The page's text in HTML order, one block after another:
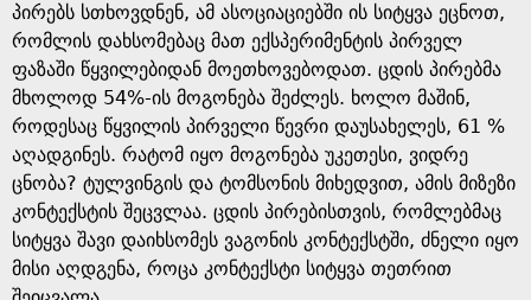
პირებს სთხოვდნენ, ამ ასოციაციებში ის სიტყვა ეცნოთ,
რომლის დახსომებაც მათ ექსპერიმენტის პირველ
ფაზაში წყვილებიდან მოეთხოვებოდათ. ცდის პირებმა
მხოლოდ 54%-ის მოგონება შეძლეს. ხოლო მაშინ,
როდესაც წყვილის პირველი წევრი დაუსახელეს, 61 %
აღადგინეს. რატომ იყო მოგონება უკეთესი, ვიდრე
ცნობა? ტულვინგის და ტომსონის მიხედვით, ამის მიზეზი
კონტექსტის შეცვლაა. ცდის პირებისთვის, რომლებმაც
სიტყვა შავი დაიხსომეს ვაგონის კონტექსტში, ძნელი იყო
მისი აღდგენა, როცა კონტექსტი სიტყვა თეთრით